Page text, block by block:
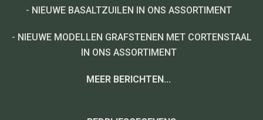
- NIEUWE BASALTZUILEN IN ONS ASSORTIMENT
- NIEUWE MODELLEN GRAFSTENEN MET CORTENSTAAL
IN ONS ASSORTIMENT
MEER BERICHTEN...